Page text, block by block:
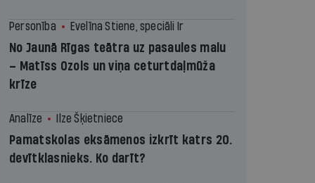
Personība Evelīna Stiene, speciāli Ir
No Jaunā Rīgas teātra uz pasaules malu
– Matīss Ozols un viņa ceturtdaļmūža
krīze
Analīze Ilze Šķietniece
Pamatskolas eksāmenos izkrīt katrs 20.
devītklasnieks. Ko darīt?